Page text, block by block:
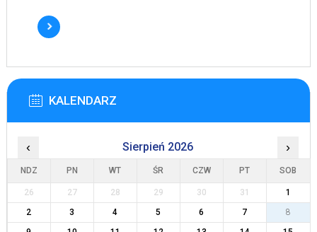
KALENDARZ
‹ Sierpień 2026 ›
NDZ PN WT ŚR CZW PT SOB
26 27 28 29 30 31
1
2
3 4 5 6 7
8